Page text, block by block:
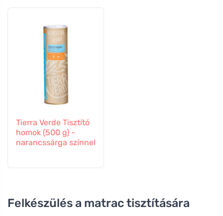
Tierra Verde Tisztító
homok (500 g) -
narancssárga színnel
Felkészülés a matrac tisztítására